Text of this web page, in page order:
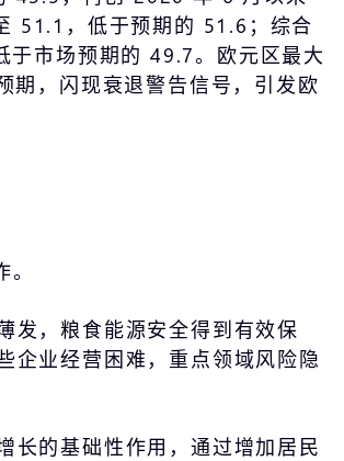
51.1，低于预期的 51.6；综合
市场预期的 49.7。欧元区最大
，闪现衰退警告信号，引发欧
。
发，粮食能源安全得到有效保
企业经营困难，重点领域风险隐
长的基础性作用，通过增加居民